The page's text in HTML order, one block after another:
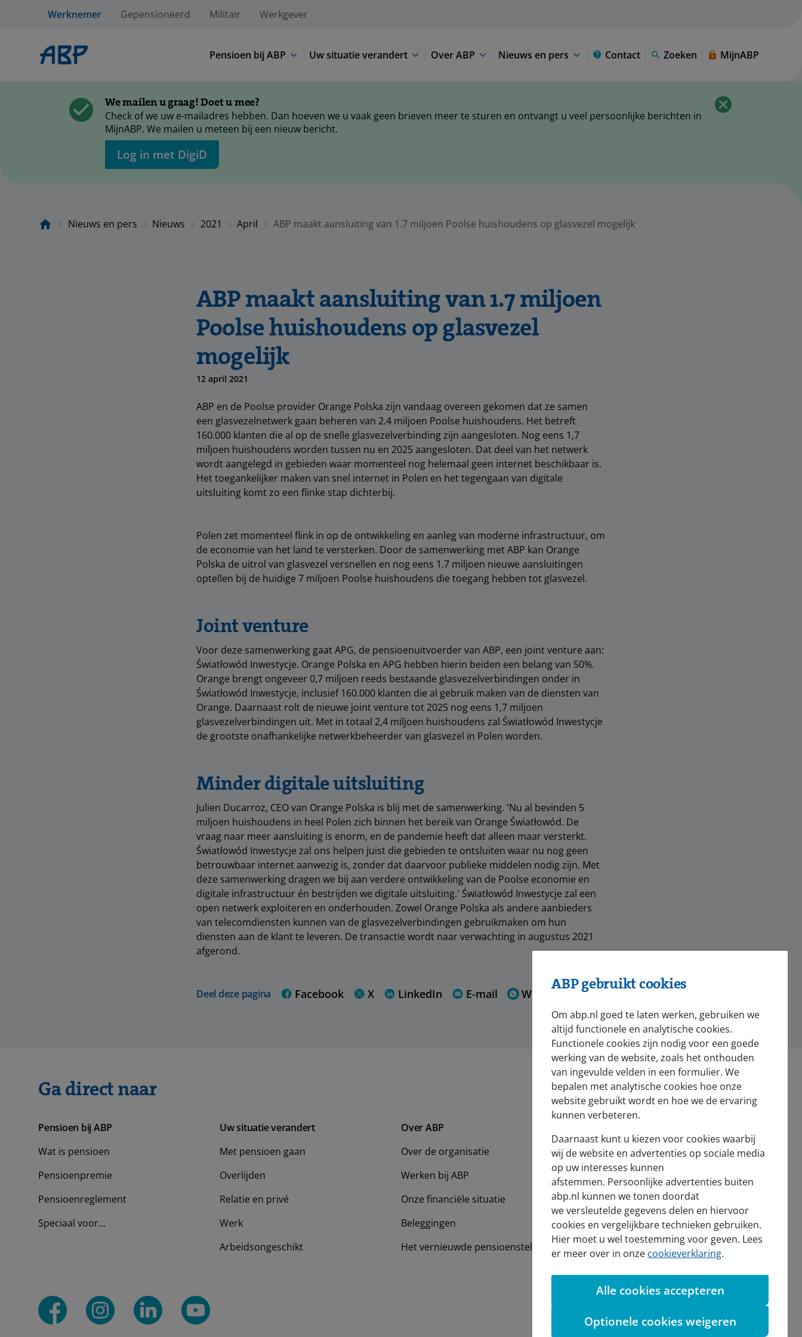
Werknemer Gepensioneerd Militair Werkgever
Pensioen bij ABP Uw situatie verandert Over ABP Nieuws en pers Contact Zoeken MijnABP
We mailen u graag! Doet u mee?
Check of we uw e-mailadres hebben. Dan hoeven we u vaak geen brieven meer te sturen en ontvangt u veel persoonlijke berichten in
MijnABP. We mailen u meteen bij een nieuw bericht.
Log in met DigiD
Nieuws en pers Nieuws 2021 April ABP maakt aansluiting van 1.7 miljoen Poolse huishoudens op glasvezel mogelijk
ABP maakt aansluiting van 1.7 miljoen
Poolse huishoudens op glasvezel
mogelijk
12 april 2021
ABP en de Poolse provider Orange Polska zijn vandaag overeen gekomen dat ze samen
een glasvezelnetwerk gaan beheren van 2.4 miljoen Poolse huishoudens. Het betreft
160.000 klanten die al op de snelle glasvezelverbinding zijn aangesloten. Nog eens 1,7
miljoen huishoudens worden tussen nu en 2025 aangesloten. Dat deel van het netwerk
wordt aangelegd in gebieden waar momenteel nog helemaal geen internet beschikbaar is.
Het toegankelijker maken van snel internet in Polen en het tegengaan van digitale
uitsluiting komt zo een flinke stap dichterbij.
Polen zet momenteel flink in op de ontwikkeling en aanleg van moderne infrastructuur, om
de economie van het land te versterken. Door de samenwerking met ABP kan Orange
Polska de uitrol van glasvezel versnellen en nog eens 1.7 miljoen nieuwe aansluitingen
optellen bij de huidige 7 miljoen Poolse huishoudens die toegang hebben tot glasvezel.
Joint venture
Voor deze samenwerking gaat APG, de pensioenuitvoerder van ABP, een joint venture aan:
Światłowód Inwestycje. Orange Polska en APG hebben hierin beiden een belang van 50%.
Orange brengt ongeveer 0,7 miljoen reeds bestaande glasvezelverbindingen onder in
Światłowód Inwestycje, inclusief 160.000 klanten die al gebruik maken van de diensten van
Orange. Daarnaast rolt de nieuwe joint venture tot 2025 nog eens 1,7 miljoen
glasvezelverbindingen uit. Met in totaal 2,4 miljoen huishoudens zal Światłowód Inwestycje
de grootste onafhankelijke netwerkbeheerder van glasvezel in Polen worden.
Minder digitale uitsluiting
Julien Ducarroz, CEO van Orange Polska is blij met de samenwerking. 'Nu al bevinden 5
miljoen huishoudens in heel Polen zich binnen het bereik van Orange Światłowód. De
vraag naar meer aansluiting is enorm, en de pandemie heeft dat alleen maar versterkt.
Światłowód Inwestycje zal ons helpen juist die gebieden te ontsluiten waar nu nog geen
betrouwbaar internet aanwezig is, zonder dat daarvoor publieke middelen nodig zijn. Met
deze samenwerking dragen we bij aan verdere ontwikkeling van de Poolse economie en
digitale infrastructuur én bestrijden we digitale uitsluiting.' Światłowód Inwestycje zal een
open netwerk exploiteren en onderhouden. Zowel Orange Polska als andere aanbieders
van telecomdiensten kunnen van de glasvezelverbindingen gebruikmaken om hun
diensten aan de klant te leveren. De transactie wordt naar verwachting in augustus 2021
afgerond.
Deel deze pagina Facebook X LinkedIn E-mail WhatsApp
Ga direct naar
Pensioen bij ABP
Wat is pensioen
Pensioenpremie
Pensioenreglement
Speciaal voor...
Uw situatie verandert
Met pensioen gaan
Overlijden
Relatie en privé
Werk
Arbeidsongeschikt
Over ABP
Over de organisatie
Werken bij ABP
Onze financiële situatie
Beleggingen
Het vernieuwde pensioenstelsel
Nieuws
Voor de pers
Aanmelden nieuwsbrief
ABP gebruikt cookies
Om abp.nl goed te laten werken, gebruiken we
altijd functionele en analytische cookies.
Functionele cookies zijn nodig voor een goede
werking van de website, zoals het onthouden
van ingevulde velden in een formulier. We
bepalen met analytische cookies hoe onze
website gebruikt wordt en hoe we de ervaring
kunnen verbeteren.
Daarnaast kunt u kiezen voor cookies waarbij
wij de website en advertenties op sociale media
op uw interesses kunnen
afstemmen. Persoonlijke advertenties buiten
abp.nl kunnen we tonen doordat
we versleutelde gegevens delen en hiervoor
cookies en vergelijkbare technieken gebruiken.
Hier moet u wel toestemming voor geven. Lees
er meer over in onze cookieverklaring.
Alle cookies accepteren
Optionele cookies weigeren